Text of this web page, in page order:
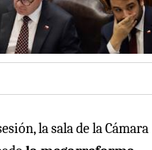
la sala de la Cámara